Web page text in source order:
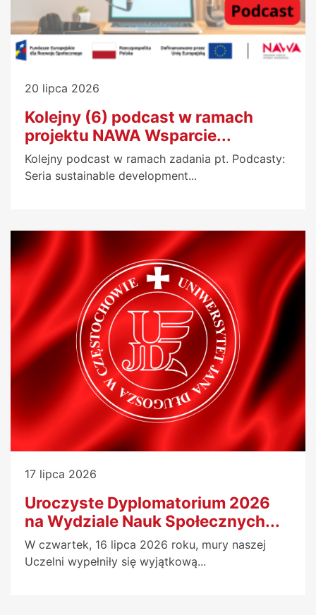
20 lipca 2026
Kolejny (6) podcast w ramach
projektu NAWA Wsparcie...
Kolejny podcast w ramach zadania pt. Podcasty:
Seria sustainable development...
17 lipca 2026
Uroczyste Dyplomatorium 2026
na Wydziale Nauk Społecznych...
W czwartek, 16 lipca 2026 roku, mury naszej
Uczelni wypełniły się wyjątkową...